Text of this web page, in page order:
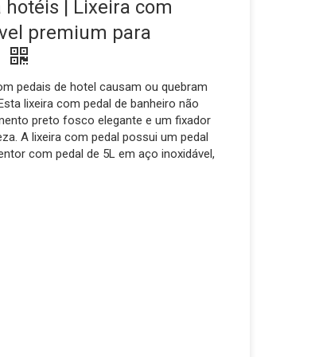
| Lixeira com
premium para
pedais de hotel causam ou quebram
lixeira com pedal de banheiro não
preto fosco elegante e um fixador
A lixeira com pedal possui um pedal
com pedal de 5L em aço inoxidável,